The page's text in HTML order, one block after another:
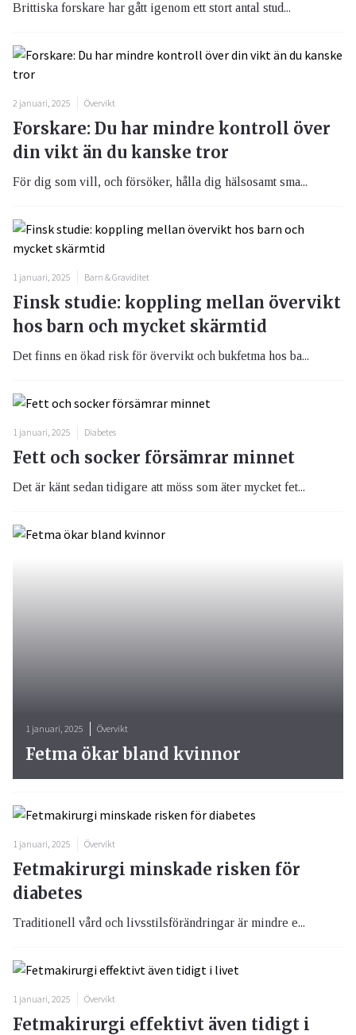
Brittiska forskare har gått igenom ett stort antal stud...
2 januari, 2025 Övervikt
Forskare: Du har mindre kontroll över
din vikt än du kanske tror
För dig som vill, och försöker, hålla dig hälsosamt sma...
1 januari, 2025 Barn & Graviditet
Finsk studie: koppling mellan övervikt
hos barn och mycket skärmtid
Det finns en ökad risk för övervikt och bukfetma hos ba...
1 januari, 2025 Diabetes
Fett och socker försämrar minnet
Det är känt sedan tidigare att möss som äter mycket fet...
1 januari, 2025 Övervikt
Fetmakirurgi minskade risken för
diabetes
Traditionell vård och livsstilsförändringar är mindre e...
1 januari, 2025 Övervikt
Fetmakirurgi effektivt även tidigt i
1 januari, 2025 Övervikt
Fetma ökar bland kvinnor